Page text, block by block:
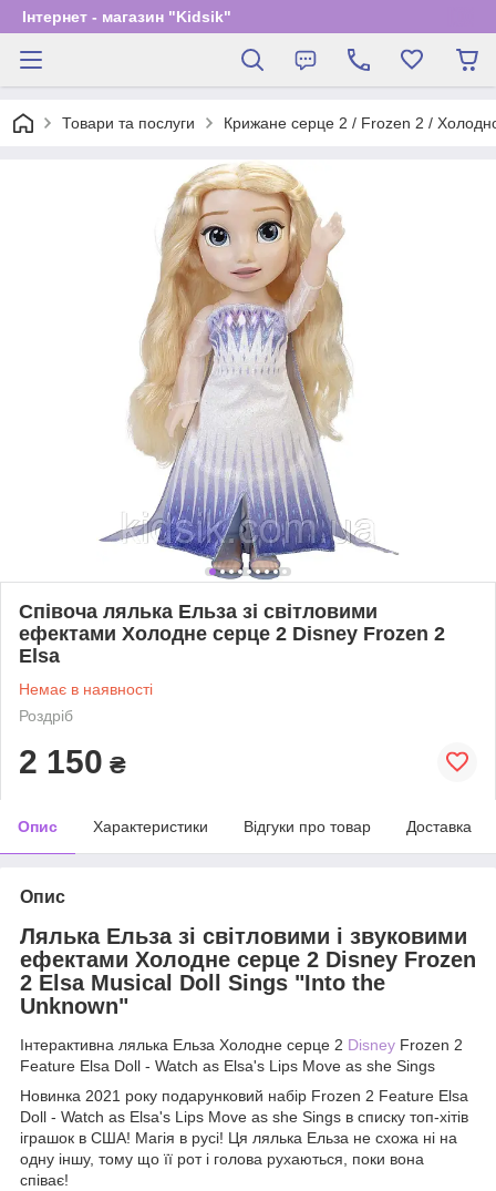
Інтернет - магазин "Kidsik"
Товари та послуги Крижане серце 2 / Frozen 2 /
Співоча лялька Ельза зі світловими
ефектами Холодне серце 2 Disney Frozen 2
Elsa
Немає в наявності
Роздріб
2 150 ₴
Опис Характеристики Відгуки про товар Доставка
Опис
Лялька Ельза зі світловими і звуковими
ефектами Холодне серце 2 Disney Frozen
2 Elsa Musical Doll Sings "Into the
Unknown"
Інтерактивна лялька Ельза Холодне серце 2 Disney Frozen 2
Feature Elsa Doll - Watch as Elsa's Lips Move as she Sings
Новинка 2021 року подарунковий набір Frozen 2 Feature Elsa
Doll - Watch as Elsa's Lips Move as she Sings в списку топ-хітів
іграшок в США! Магія в русі! Ця лялька Ельза не схожа ні на
одну іншу, тому що її рот і голова рухаються, поки вона
співає!